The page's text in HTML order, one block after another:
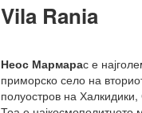
Vila Rania
Неос Мармарас е
приморско село на
полуостров на Халкидики,